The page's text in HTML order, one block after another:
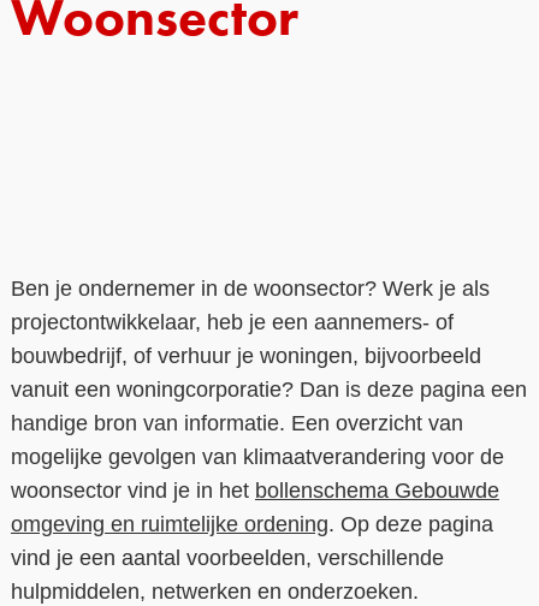
naar
de
Woonsector
Ben je ondernemer in de woonsector? Werk je als
projectontwikkelaar, heb je een aannemers- of
bouwbedrijf, of verhuur je woningen, bijvoorbeeld
vanuit een woningcorporatie? Dan is deze pagina een
handige bron van informatie. Een overzicht van
mogelijke gevolgen van klimaatverandering voor de
woonsector vind je in het bollenschema Gebouwde
omgeving en ruimtelijke ordening. Op deze pagina
vind je een aantal voorbeelden, verschillende
hulpmiddelen, netwerken en onderzoeken.
Voorbeelden
Over ons
LIFE-IP Klimaatadaptatie
Weerbaar Dommelland